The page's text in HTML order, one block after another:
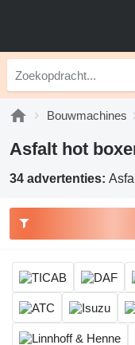
Bouwmachines
Asfalt hot
34 advertenties: